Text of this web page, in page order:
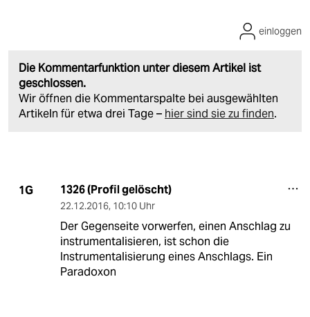
Die Kommentarfunktion unter diesem Artikel ist
geschlossen.
Wir öffnen die Kommentarspalte bei ausgewählten
Artikeln für etwa drei Tage – hier sind sie zu finden.
einloggen
1G 1326 (Profil gelöscht)
22.12.2016, 10:10 Uhr
Der Gegenseite vorwerfen, einen Anschlag zu
instrumentalisieren, ist schon die
Instrumentalisierung eines Anschlags. Ein
Paradoxon